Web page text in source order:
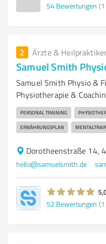
54 Bewertungen
2 Ärzte &
Samuel Smith
Samuel Smith Physio &
Physiotherapie &
PERSONAL TRAINING
ERNÄHRUNGSPLAN
Dorotheenstraße 14,
hello@samuelsmith.de
52 Bewertungen